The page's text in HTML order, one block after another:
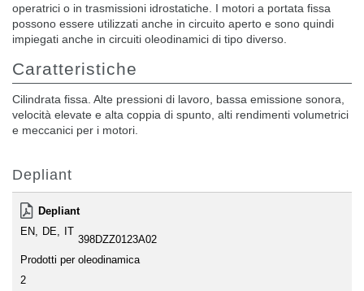
operatrici o in trasmissioni idrostatiche. I motori a portata fissa
possono essere utilizzati anche in circuito aperto e sono quindi
impiegati anche in circuiti oleodinamici di tipo diverso.
Caratteristiche
Cilindrata fissa. Alte pressioni di lavoro, bassa emissione sonora,
velocità elevate e alta coppia di spunto, alti rendimenti volumetrici
e meccanici per i motori.
Depliant
Depliant
EN
DE IT
398DZZ0123A02
Prodotti per oleodinamica
2